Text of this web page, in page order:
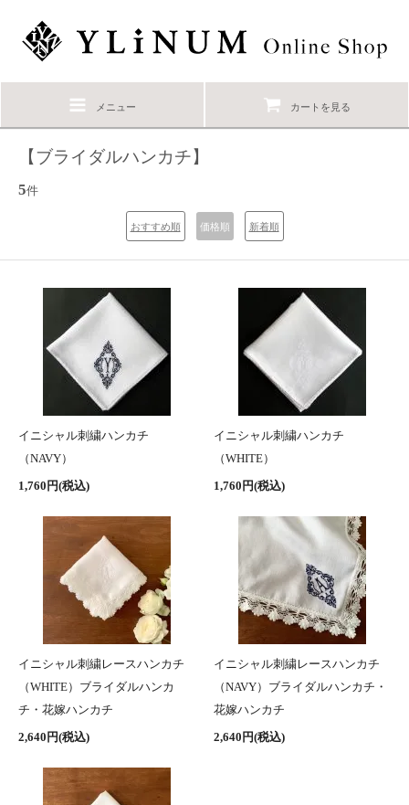
メニュー カートを見る
【ブライダルハンカチ】
5件
おすすめ順 価格順 新着順
イニシャル刺繍ハンカチ
（NAVY）
1,760円(税込)
イニシャル刺繍ハンカチ
（WHITE）
1,760円(税込)
イニシャル刺繍レースハンカチ
（WHITE）ブライダルハンカ
チ・花嫁ハンカチ
2,640円(税込)
イニシャル刺繍レースハンカチ
（NAVY）ブライダルハンカチ・
花嫁ハンカチ
2,640円(税込)